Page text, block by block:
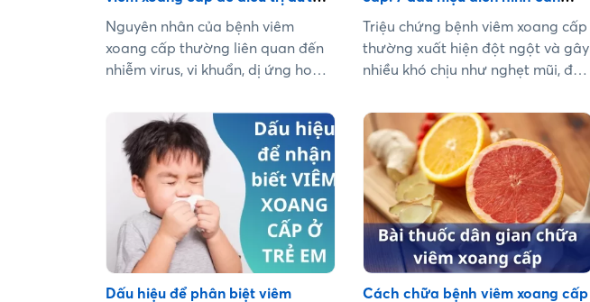
Nguyên nhân của bệnh viêm
xoang cấp thường liên quan đến
nhiễm virus, vi khuẩn, dị ứng hoặc
trường hợp viêm xoang cấp xuất
hiện sau cảm lạnh hoặc viêm mũi
thông thường nhưng không được
điều trị đúng cách. Hiểu rõ nguyên
nhân của bệnh viêm xoang cấp
giúp người bệnh phòng tránh hiệu
quả và giảm nguy cơ tái phát
hoặc tiến triển thành viêm xoang
mạn tính....
Triệu chứng bệnh viêm xoang cấp
thường xuất hiện đột ngột và gây
nhiều khó chịu như nghẹt mũi, đau
Nếu nhận biết sớm các dấu hiệu
này, người bệnh có thể điều trị kịp
thời, tránh nguy cơ chuyển sang
viêm xoang mạn tính. Vậy triệu
chứng bệnh viêm xoang cấp gồm
những gì và khi nào cần đi
khám?...
Dấu hiệu để phân biệt viêm
Cách chữa bệnh viêm xoang cấp